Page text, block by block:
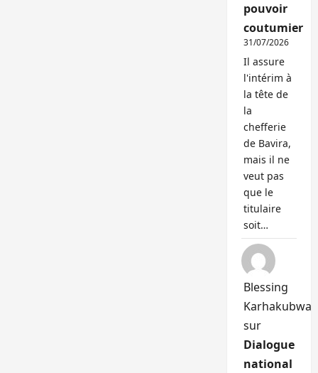
pouvoir
coutumier
31/07/2026
Il assure
l'intérim à
la tête de
la
chefferie
de Bavira,
mais il ne
veut pas
que le
titulaire
soit…
Blessing
Karhakubwa
sur
Dialogue
national